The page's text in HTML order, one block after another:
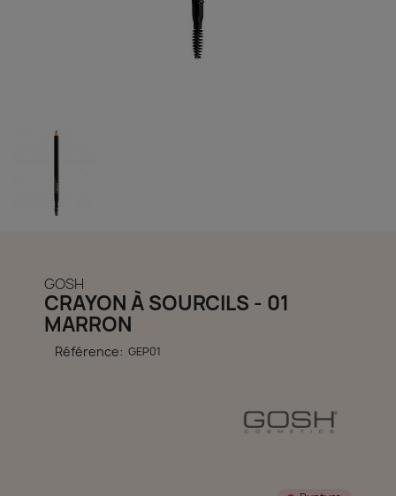
GOSH
CRAYON À SOURCILS - 01
MARRON
Référence: GEP01
découvrir notre boutique et laissez-nous vous